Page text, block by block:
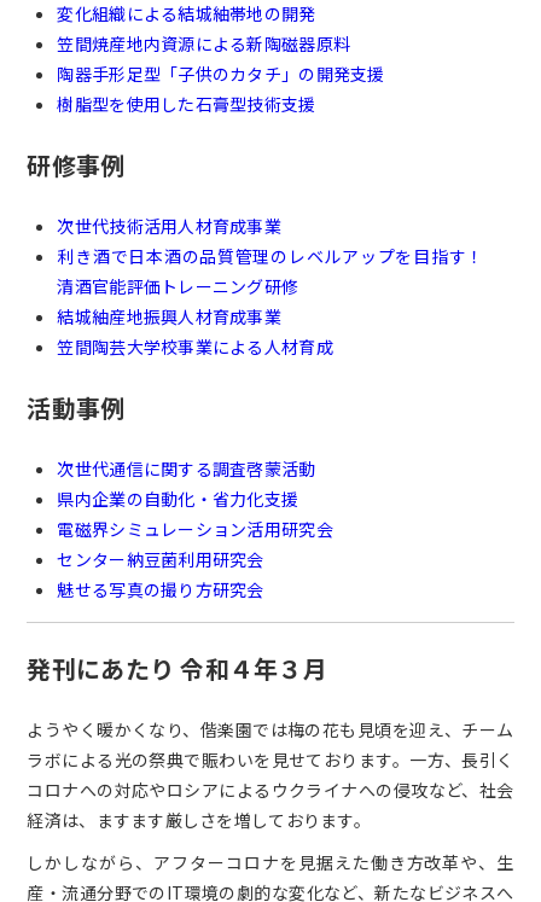
変化組織による結城紬帯地の開発
笠間焼産地内資源による新陶磁器原料
陶器手形足型「子供のカタチ」の開発支援
樹脂型を使用した石膏型技術支援
研修事例
次世代技術活用人材育成事業
利き酒で日本酒の品質管理のレベルアップを目指す！
清酒官能評価トレーニング研修
結城紬産地振興人材育成事業
笠間陶芸大学校事業による人材育成
活動事例
次世代通信に関する調査啓蒙活動
県内企業の自動化・省力化支援
電磁界シミュレーション活用研究会
センター納豆菌利用研究会
魅せる写真の撮り方研究会
発刊にあたり 令和４年３月
ようやく暖かくなり、偕楽園では梅の花も見頃を迎え、チーム
ラボによる光の祭典で賑わいを見せております。一方、長引く
コロナへの対応やロシアによるウクライナへの侵攻など、社会
経済は、ますます厳しさを増しております。
しかしながら、アフターコロナを見据えた働き方改革や、生
産・流通分野でのIT環境の劇的な変化など、新たなビジネスへ